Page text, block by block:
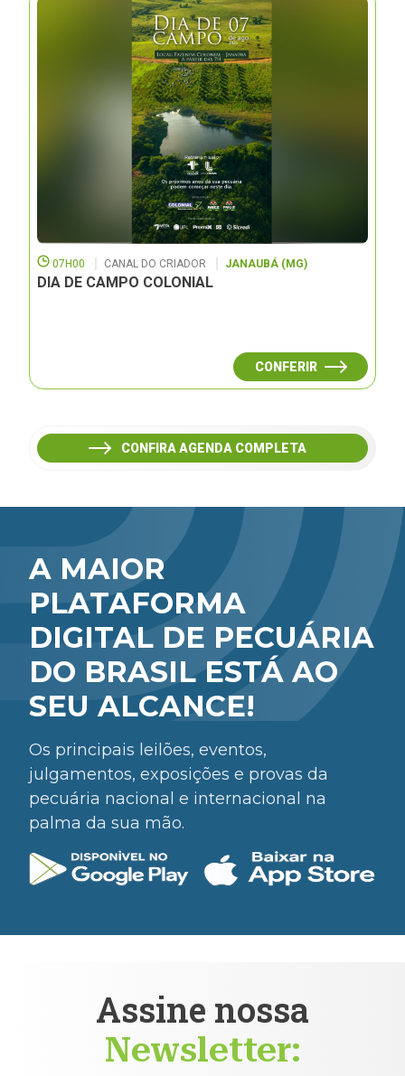
07H00 CANAL DO CRIADOR JANAUBÁ (MG)
DIA DE CAMPO COLONIAL
CONFERIR
CONFIRA AGENDA COMPLETA
A MAIOR
PLATAFORMA
DIGITAL DE PECUÁRIA
DO BRASIL ESTÁ AO
SEU ALCANCE!
Os principais leilões, eventos,
julgamentos, exposições e provas da
pecuária nacional e internacional na
palma da sua mão.
Assine nossa
Newsletter: